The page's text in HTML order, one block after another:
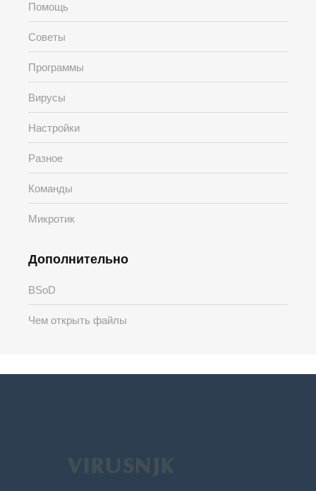
Помощь
Советы
Программы
Вирусы
Настройки
Разное
Команды
Микротик
Дополнительно
BSoD
Чем открыть файлы